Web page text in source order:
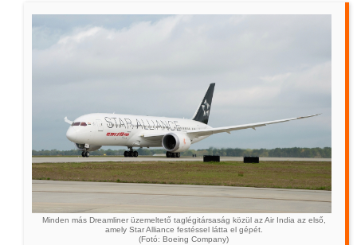
Minden más Dreamliner üzemeltető taglégitársaság közül az Air India az első,
amely Star Alliance festéssel látta el gépét.
(Fotó: Boeing Company)